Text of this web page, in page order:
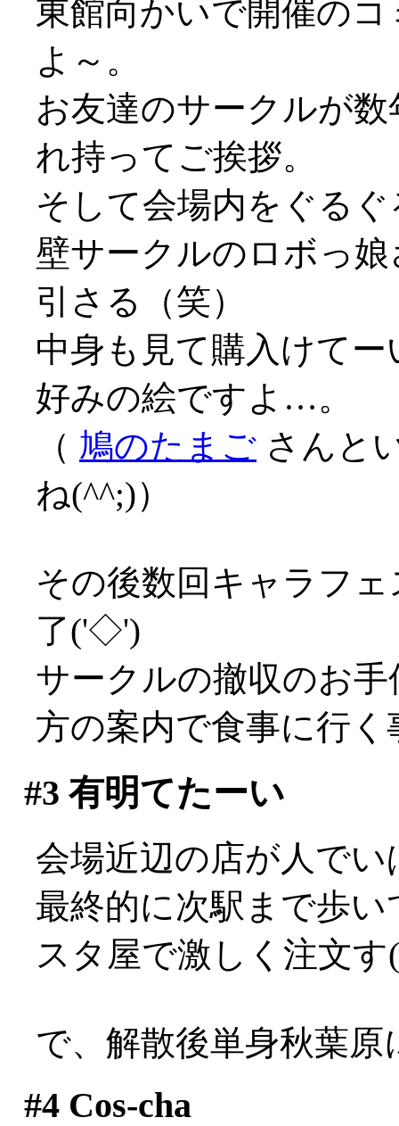
東館向かいで開催の
よ～。
お友達のサークルが
れ持ってご挨拶。
そして会場内をぐるぐ
壁サークルのロボっ
引さる（笑）
中身も見て購入けて
好みの絵ですよ…。
（ 鳩のたまご さんと
ね(^^;)）
その後数回キャラフ
了('◇')ゞ
サークルの撤収のお
方の案内で食事に行く
#3 有明てたーい
会場近辺の店が人で
最終的に次駅まで歩
スタ屋で激しく注文
で、解散後単身秋葉
#4Cos-cha